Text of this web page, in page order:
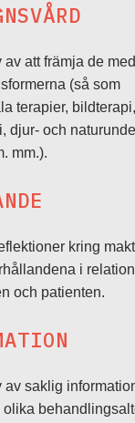
av att främja de
(så som
terapier, bildterapi,
djur- och
mm.).
kring
i
och patienten.
av saklig